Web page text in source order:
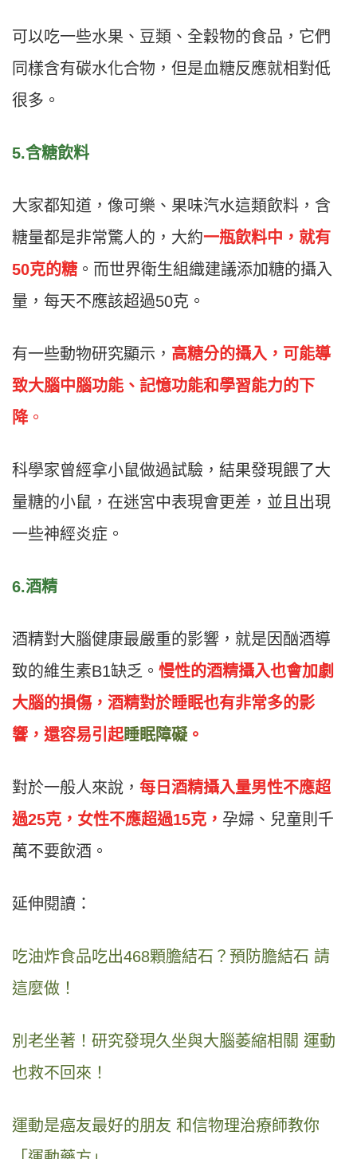
可以吃一些水果、豆類、全穀物的食品，它們
同樣含有碳水化合物，但是血糖反應就相對低
很多。
5.含糖飲料
大家都知道，像可樂、果味汽水這類飲料，含
糖量都是非常驚人的，大約一瓶飲料中，就有
50克的糖 。而世界衛生組織建議添加糖的攝入
量，每天不應該超過50克。
有一些動物研究顯示， 高糖分的攝入，可能導
致大腦中腦功能、記憶功能和學習能力的下
降。
科學家曾經拿小鼠做過試驗，結果發現餵了大
量糖的小鼠，在迷宮中表現會更差，並且出現
一些神經炎症。
6.酒精
酒精對大腦健康最嚴重的影響，就是因酗酒導
致的維生素B1缺乏。 慢性的酒精攝入也會加劇
大腦的損傷，酒精對於睡眠也有非常多的影
響，還容易引起睡眠障礙 。
對於一般人來說， 每日酒精攝入量男性不應超
過25克，女性不應超過15克， 孕婦、兒童則千
萬不要飲酒。
延伸閱讀：
吃油炸食品吃出468顆膽結石？預防膽結石 請
這麼做！
別老坐著！研究發現久坐與大腦萎縮相關 運動
也救不回來！
運動是癌友最好的朋友 和信物理治療師教你